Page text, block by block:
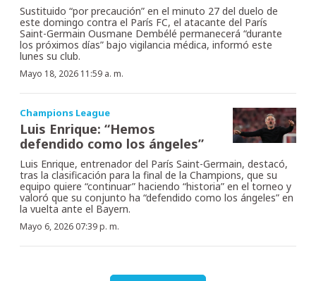
Sustituido “por precaución” en el minuto 27 del duelo de
este domingo contra el París FC, el atacante del París
Saint-Germain Ousmane Dembélé permanecerá “durante
los próximos días” bajo vigilancia médica, informó este
lunes su club.
Mayo 18, 2026 11:59 a. m.
Champions League
Luis Enrique: “Hemos
defendido como los ángeles”
Luis Enrique, entrenador del París Saint-Germain, destacó,
tras la clasificación para la final de la Champions, que su
equipo quiere “continuar” haciendo “historia” en el torneo y
valoró que su conjunto ha “defendido como los ángeles” en
la vuelta ante el Bayern.
Mayo 6, 2026 07:39 p. m.